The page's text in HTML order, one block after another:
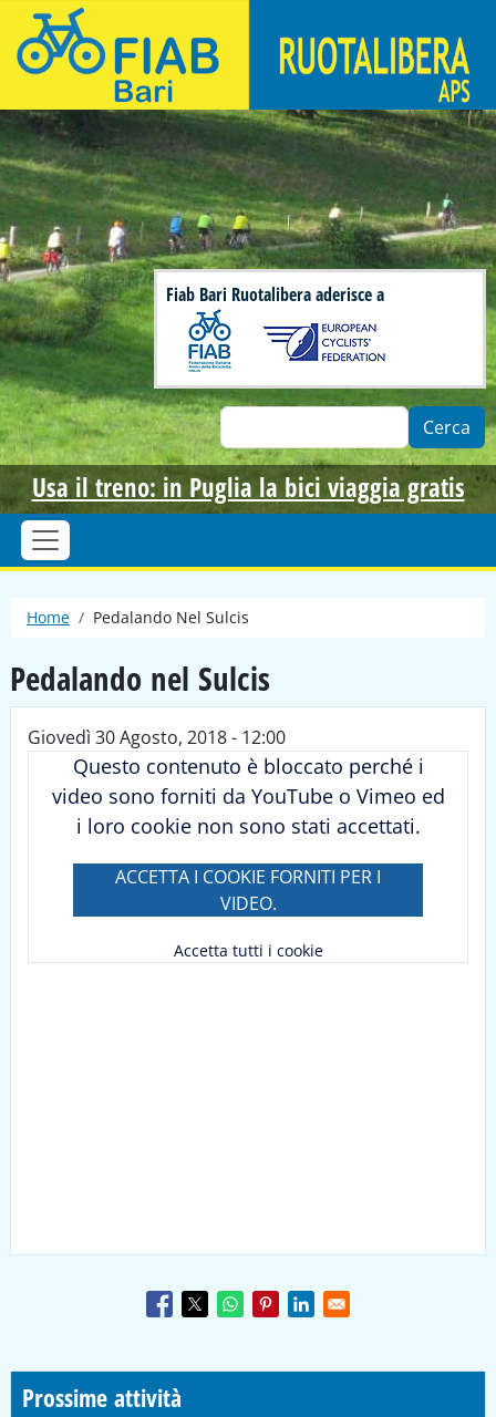
Salta al contenuto principale
Bari Ruotalibera - Associazione di ciclisti urbani
Fiab Bari Ruotalibera aderisce a
Cerca
Usa il treno: in Puglia la bici viaggia gratis
Briciole di pane
Home Pedalando Nel Sulcis
Pedalando nel Sulcis
Giovedì 30 Agosto, 2018 - 12:00
Questo contenuto è bloccato perché i
video sono forniti da YouTube o Vimeo ed
i loro cookie non sono stati accettati.
ACCETTA I COOKIE FORNITI PER I
VIDEO.
Accetta tutti i cookie
Prossime attività